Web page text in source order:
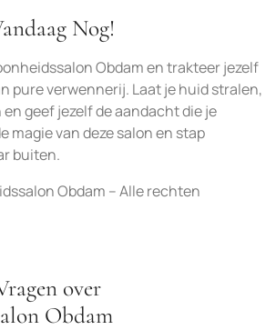
Nog!
Obdam en trakteer jezelf
pure verwennerij. Laat je huid stralen,
geef jezelf de aandacht die je
magie van deze salon en stap
buiten.
Obdam – Alle rechten
over
Obdam